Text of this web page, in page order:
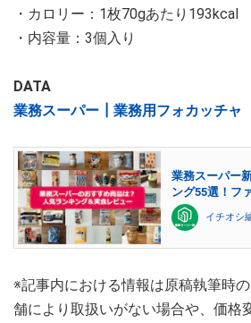
・カロリー：1枚70gあたり193kcal
・内容量：3個入り
DATA
業務スーパー┃業務用フォカッチャ
業務スーパー
ング55選！フ
イチオシ
※記事内における情報は原稿執筆時
舗により取扱いがない場合や、価格